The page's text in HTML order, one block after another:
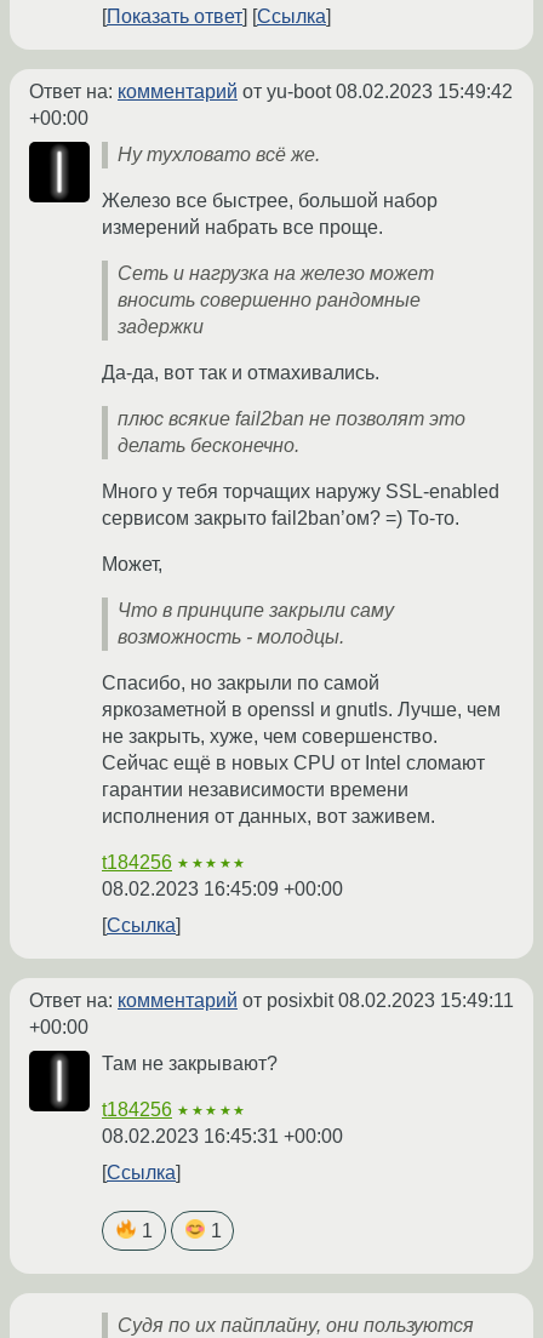
Показать ответ Ссылка
Ответ на: комментарий от yu-boot08.02.2023 15:49:42
+00:00
Ну тухловато всё же.
Железо все быстрее, большой набор
измерений набрать все проще.
Сеть и нагрузка на железо может
вносить совершенно рандомные
задержки
Да-да, вот так и отмахивались.
плюс всякие fail2ban не позволят это
делать бесконечно.
Много у тебя торчащих наружу SSL-enabled
сервисом закрыто fail2ban’ом? =) То-то.
Может,
Что в принципе закрыли саму
возможность - молодцы.
Спасибо, но закрыли по самой
яркозаметной в openssl и gnutls. Лучше, чем
не закрыть, хуже, чем совершенство.
Сейчас ещё в новых CPU от Intel сломают
гарантии независимости времени
исполнения от данных, вот заживем.
t184256 ★★★★★
08.02.2023 16:45:09 +00:00
Ссылка
Ответ на: комментарий от posixbit08.02.2023 15:49:11
+00:00
Там не закрывают?
t184256 ★★★★★
08.02.2023 16:45:31 +00:00
Ссылка
1 1
Судя по их пайплайну, они пользуются